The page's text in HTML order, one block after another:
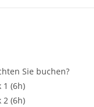
Sie buchen?
1 (6h)
2 (6h)